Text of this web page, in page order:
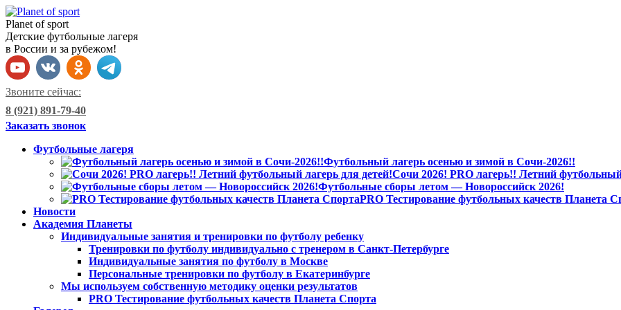
Planet of sport
Детские футбольные лагеря
в России и за рубежом!
Звоните сейчас:
8 (921) 891-79-40
Заказать звонок
Футбольные лагеря
Футбольный лагерь осенью и зимой в Сочи-2026!!
Сочи 2026! PRO лагерь!! Летний футбольный
Футбольные сборы летом — Новороссийск 2026!
PRO Тестирование футбольных качеств Планета
Новости
Академия Планеты
Индивидуальные занятия и тренировки по футболу ребенку
Тренировки по футболу индивидуально с тренером в Санкт-Петербурге
Индивидуальные занятия по футболу в Москве
Персональные тренировки по футболу в Екатеринбурге
Мы используем собственную методику оценки результатов
PRO Тестирование футбольных качеств Планета Спорта